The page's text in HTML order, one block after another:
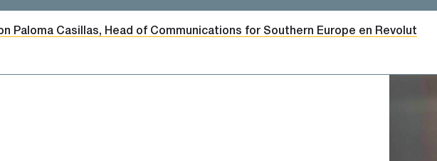
Paloma Casillas, Head of Communications for Southern Europe en Revolut